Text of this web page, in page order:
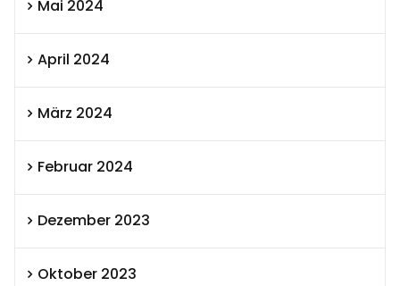
Mai 2024
April 2024
März 2024
Februar 2024
Dezember 2023
Oktober 2023